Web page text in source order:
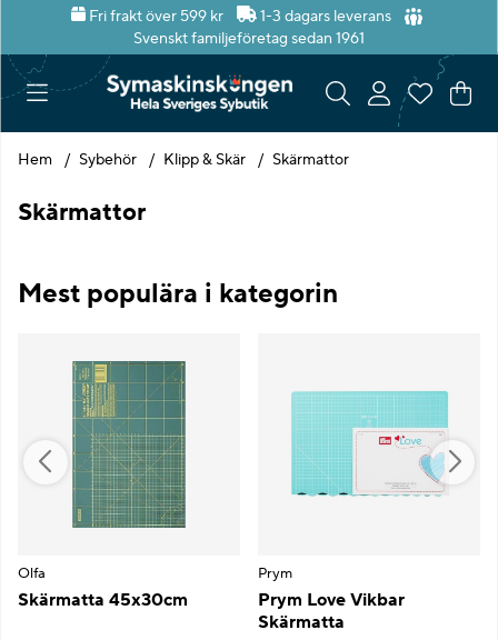
Fri frakt över 599 kr
1-3 dagars leverans
Svenskt familjeföretag sedan 1961
.
Hem Sybehör Klipp & Skär Skärmattor
Skärmattor
Mest populära i kategorin
Olfa
Skärmatta 45x30cm
Prym
Prym Love Vikbar
Skärmatta